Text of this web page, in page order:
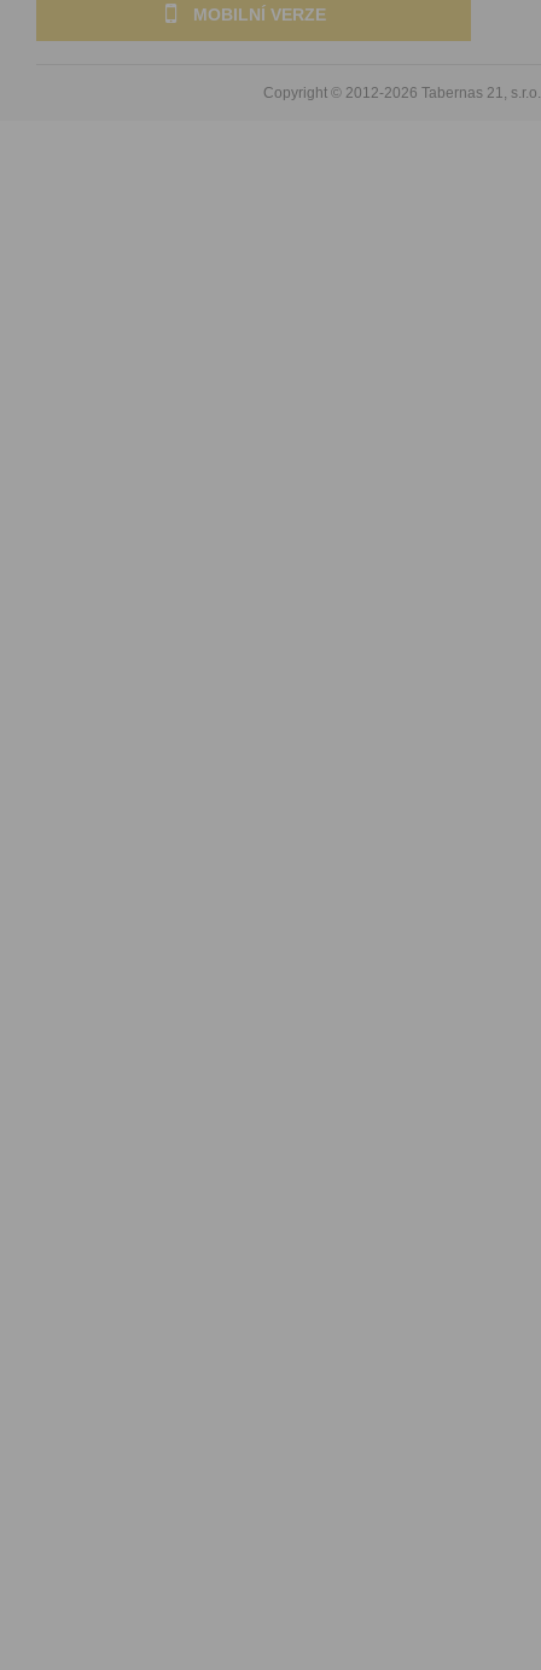
MOBILNÍ VERZE
Copyright © 2012-2026 Tabernas 21, s.r.o.